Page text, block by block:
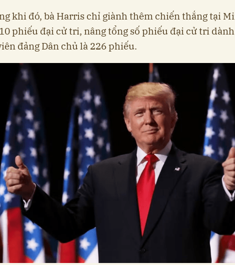
khi đó, bà Harris chỉ giành thêm chiến thắng tại
phiếu đại cử tri, nâng tổng số phiếu đại cử tri
đảng Dân chủ là 226 phiếu.